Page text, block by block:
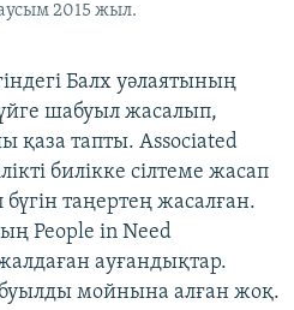
2015 жыл.
Балх уәлаятының
шабуыл жасалып,
қаза тапты. Associated
билікке сілтеме жасап
таңертең жасалған.
People in Need
ауғандықтар.
мойнына алған жоқ.